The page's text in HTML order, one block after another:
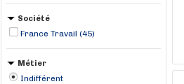
Société
France Travail (45)
Métier
Indifférent